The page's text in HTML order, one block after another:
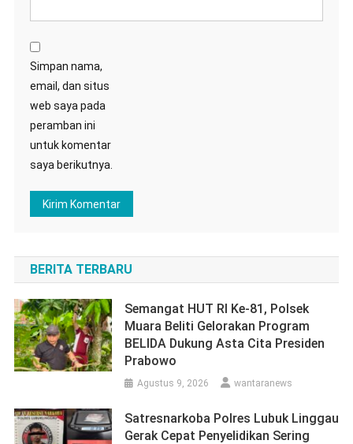
Simpan nama,
email, dan situs
web saya pada
peramban ini
untuk komentar
saya berikutnya.
BERITA TERBARU
Semangat HUT RI Ke-81, Polsek
Muara Beliti Gelorakan Program
BELIDA Dukung Asta Cita Presiden
Prabowo
Agustus 9, 2026 wantaranews
Satresnarkoba Polres Lubuk Linggau
Gerak Cepat Penyelidikan Sering